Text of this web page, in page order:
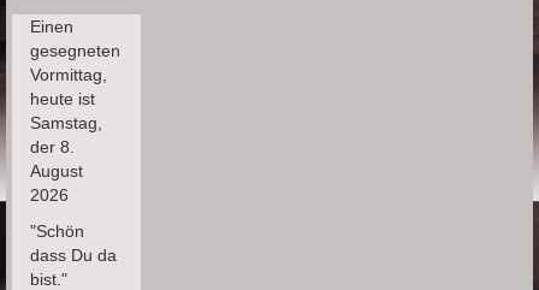
Einen
gesegneten
Vormittag,
heute ist
Samstag,
der 8.
August
2026
"Schön
dass Du da
bist."